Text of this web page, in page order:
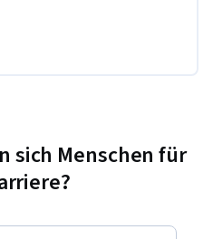
concepts explained
sich Menschen für